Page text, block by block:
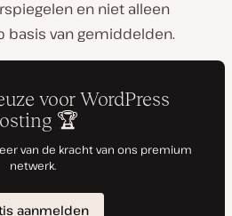
en niet alleen
basis van gemiddelden.